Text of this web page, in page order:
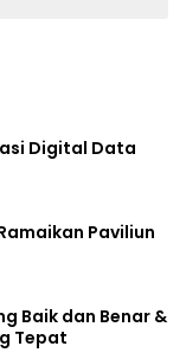
Digital Data
Paviliun
Baik dan Benar &
Tepat